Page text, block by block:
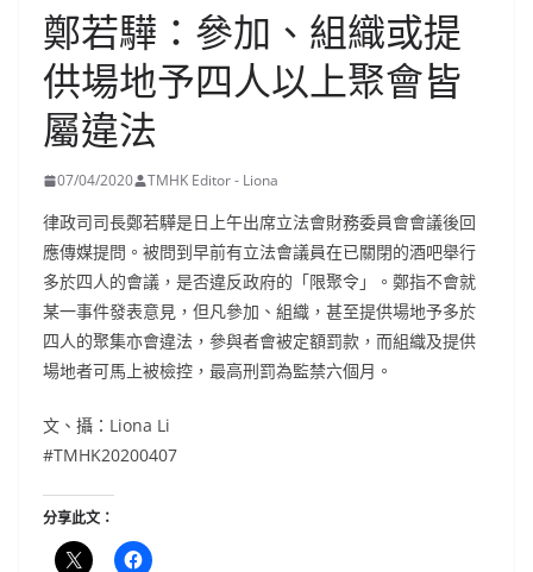
鄭若驊：參加、組織或提
供場地予四人以上聚會皆
屬違法
07/04/2020 TMHK Editor - Liona
律政司司長鄭若驊是日上午出席立法會財務委員會會議後回
應傳媒提問。被問到早前有立法會議員在已關閉的酒吧舉行
多於四人的會議，是否違反政府的「限聚令」。鄭指不會就
某一事件發表意見，但凡參加、組織，甚至提供場地予多於
四人的聚集亦會違法，參與者會被定額罰款，而組織及提供
場地者可馬上被檢控，最高刑罰為監禁六個月。
文、攝：Liona Li
#TMHK20200407
分享此文：